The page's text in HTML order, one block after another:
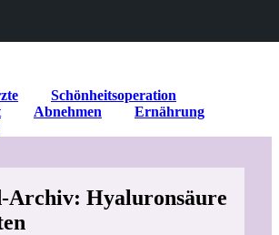
Schönheitsoperation
Abnehmen
Ernährung
Archiv: Hyaluronsäure